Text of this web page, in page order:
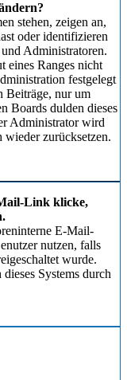
stehen, zeigen an,
oder identifizieren
Administratoren.
eines Ranges nicht
festgelegt
Beiträge, nur um
Boards dulden dieses
Administrator wird
wieder zurücksetzen.
Link klicke,
E-Mail-
nutzen, falls
wurde.
Systems durch